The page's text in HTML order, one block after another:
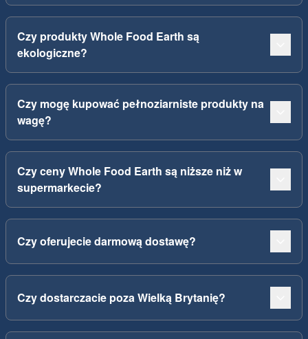
Czy produkty Whole Food Earth są
ekologiczne?
Czy mogę kupować pełnoziarniste produkty na
wagę?
Czy ceny Whole Food Earth są niższe niż w
supermarkecie?
Czy oferujecie darmową dostawę?
Czy dostarczacie poza Wielką Brytanię?